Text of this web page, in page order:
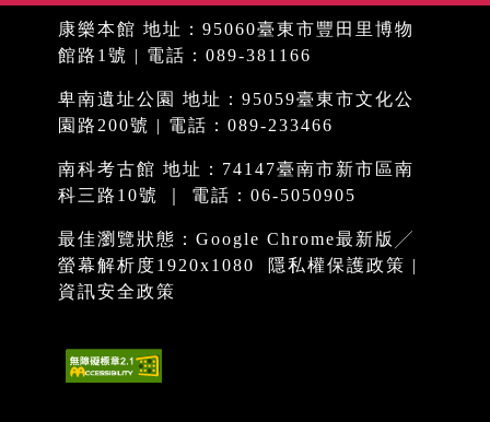
康樂本館 地址：95060臺東市豐田里博物
館路1號 | 電話：089-381166
卑南遺址公園 地址：95059臺東市文化公
園路200號 | 電話：089-233466
南科考古館 地址：74147臺南市新市區南
科三路10號 ｜ 電話：06-5050905
最佳瀏覽狀態：Google Chrome最新版╱
螢幕解析度1920x1080
隱私權保護政策 |
資訊安全政策